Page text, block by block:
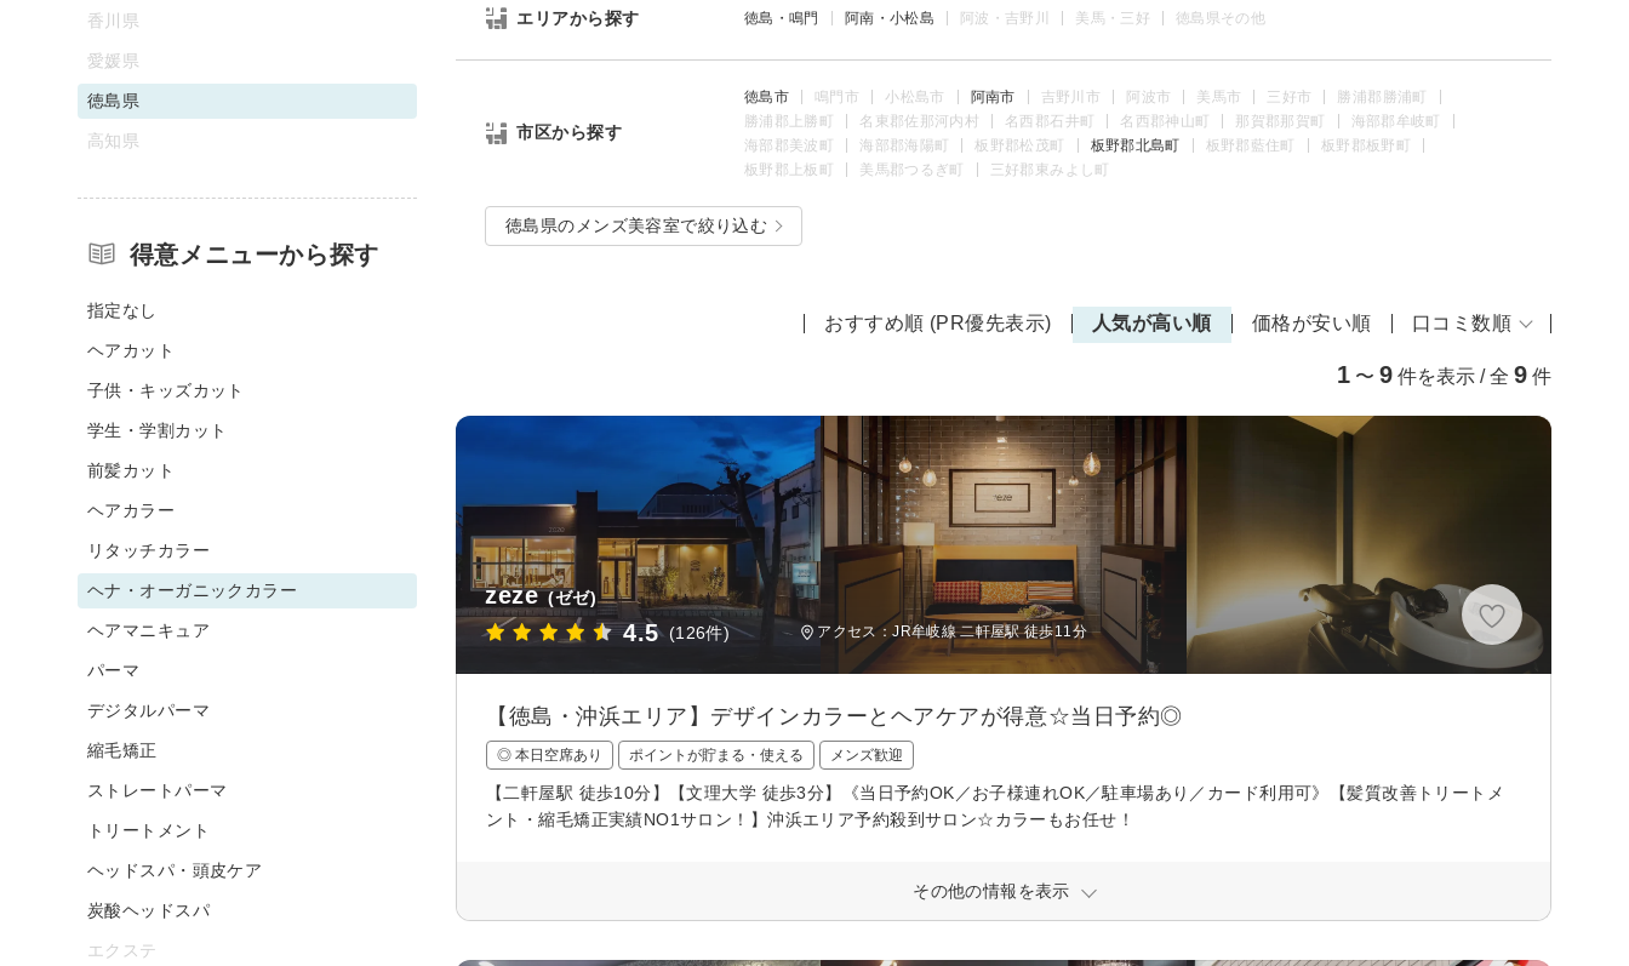
エリアから探す 徳島・鳴門 阿南・小松島 阿波・吉野川 美馬・三好 徳島県その他
市区から探す
徳島市 鳴門市 小松島市 阿南市 吉野川市 阿波市 美馬市 三好市
勝浦郡勝浦町
勝浦郡上勝町
名東郡佐那河内村 名西郡石井町 名西郡神山町 那賀郡那賀町
海部郡牟岐町
海部郡美波町
海部郡海陽町 板野郡松茂町 板野郡北島町 板野郡藍住町
板野郡板野町
板野郡上板町
美馬郡つるぎ町 三好郡東みよし町
徳島県のメンズ美容室で絞り込む
おすすめ順 (PR優先表示) 人気が高い順 価格が安い順 口コミ数順
1 〜 9 件を表示 / 全 9 件
zeze (ゼゼ)
4.5 (126件) アクセス：JR牟岐線 二軒屋駅 徒歩11分
【徳島・沖浜エリア】デザインカラーとヘアケアが得意☆当日予約◎
◎ 本日空席あり ポイントが貯まる・使える メンズ歓迎
【二軒屋駅 徒歩10分】【文理大学 徒歩3分】《当日予約OK／お子様連れOK／駐車場あり／カード利用可》【髪質改善トリートメ
ント・縮毛矯正実績NO1サロン！】沖浜エリア予約殺到サロン☆カラーもお任せ！
その他の情報を表示
香川県
愛媛県
徳島県
高知県
得意メニューから探す
指定なし
ヘアカット
子供・キッズカット
学生・学割カット
前髪カット
ヘアカラー
リタッチカラー
ヘナ・オーガニックカラー
ヘアマニキュア
パーマ
デジタルパーマ
縮毛矯正
ストレートパーマ
トリートメント
ヘッドスパ・頭皮ケア
炭酸ヘッドスパ
エクステ